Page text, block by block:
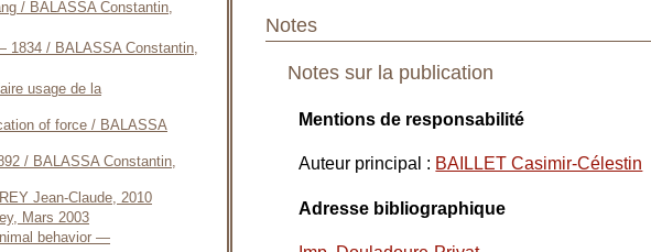
/ BALASSA Constantin,
/ BALASSA Constantin,
usage de la
of force / BALASSA
/ BALASSA Constantin,
Jean-Claude, 2010
Mars 2003
behavior —
Notes
Notes sur la publication
Mentions de responsabilité
Auteur principal : BAILLET Casimir-Célestin
Adresse bibliographique